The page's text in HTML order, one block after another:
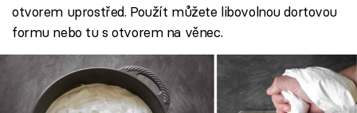
otvorem uprostřed. Použít můžete libovolnou dortovou
formu nebo tu s otvorem na věnec.